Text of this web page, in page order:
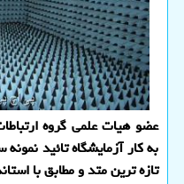
به كار آزمایشگاه تائید
تازه ترین متد و مطابق با